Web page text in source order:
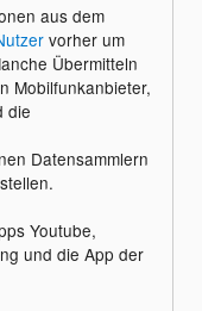
aus dem
vorher um
Übermitteln
Mobilfunkanbieter,
die
Datensammlern
Youtube,
und die App der